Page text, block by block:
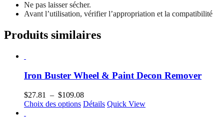
Ne pas laisser sécher.
Avant l’utilisation, vérifier l’appropriation et la compatibilité
Produits similaires
Iron Buster Wheel & Paint Decon Remover
$27.81 – $109.08Plage
de
Choix des options Ce
Détails Quick View